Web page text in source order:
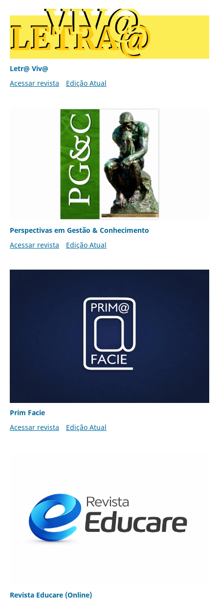
Letr@ Viv@
Acessar revista
Edição Atual
Perspectivas em Gestão & Conhecimento
Acessar revista
Edição Atual
Prim Facie
Acessar revista
Edição Atual
Revista Educare (Online)